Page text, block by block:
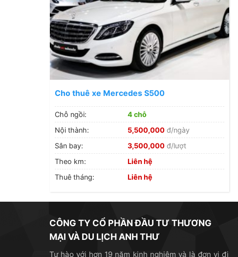
Cho thuê xe Mercedes S500
Chỗ ngồi:
4 chỗ
Nội thành:
5,500,000đ/ngày
Sân bay:
3,500,000đ/lượt
Theo km:
Liên hệ
Thuê tháng:
Liên hệ
CÔNG TY CỔ PHẦN ĐẦU TƯ THƯƠNG
MẠI VÀ DU LỊCH ANH THƯ
Tự hào với hơn 19 năm kinh nghiệm và là đơn vị đi